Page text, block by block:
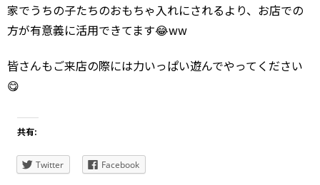
家でうちの子たちのおもちゃ入れにされるより、お店での
方が有意義に活用できてます😂ww
皆さんもご来店の際には力いっぱい遊んでやってください
😋
共有:
Twitter Facebook